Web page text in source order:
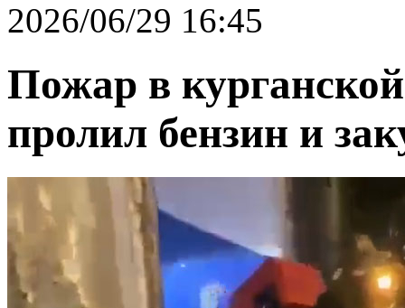
2026/06/29 16:45
Пожар в
пролил бензин и